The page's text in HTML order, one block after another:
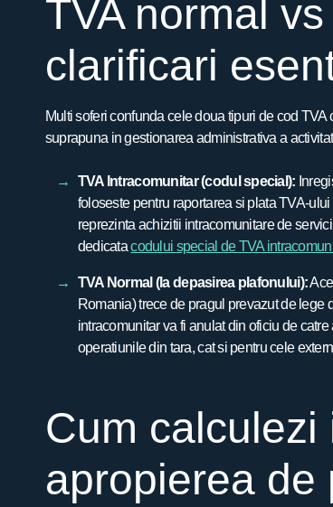
TVA normal
clarificari
Multi soferi confunda cele doua tipuri de cod
suprapuna in gestionarea administrativa a
TVA Intracomunitar (codul special):
foloseste pentru raportarea si plata TVA-
reprezinta achizitii intracomunitare de
dedicatacodului special de TVA
TVA Normal (la depasirea plafonului):
Romania) trece de pragul prevazut de lege
intracomunitar va fi anulat din oficiu de
operatiunile din tara, cat si pentru cele
Cum
apropierea de